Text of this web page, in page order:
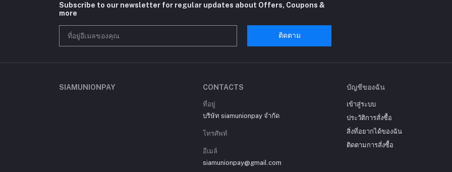
Subscribe to our newsletter for regular updates about Offers, Coupons &
more
ติดตาม
SIAMUNIONPAY CONTACTS
ที่อยู่
บริษัท siamunionpay จำกัด
โทรศัพท์
อีเมล์
siamunionpay@gmail.com
บัญชีของฉัน
เข้าสู่ระบบ
ประวัติการสั่งซื้อ
สิ่งที่อยากได้ของฉัน
ติดตามการสั่งซื้อ